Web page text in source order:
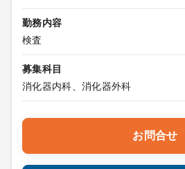
勤務内容
検査
募集科目
消化器内科、消化器外科
お問合せ